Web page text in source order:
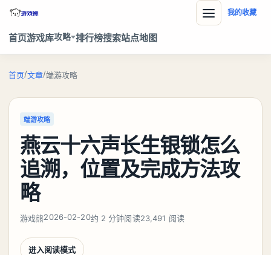
首页游戏库攻略 排行榜搜索站点地图
我的收藏
首页/文章/端游攻略
端游攻略
燕云十六声长生银锁怎么
追溯，位置及完成方法攻
略
游戏熊2026-02-20约 2 分钟阅读23,491 阅读
进入阅读模式